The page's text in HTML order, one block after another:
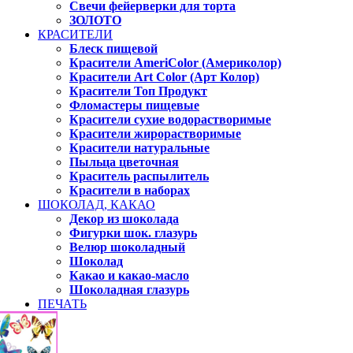
Свечи фейерверки для торта
ЗОЛОТО
КРАСИТЕЛИ
Блеск пищевой
Красители AmeriColor (Америколор)
Красители Art Color (Арт Колор)
Красители Топ Продукт
Фломастеры пищевые
Красители сухие водорастворимые
Красители жирорастворимые
Красители натуральные
Пыльца цветочная
Краситель распылитель
Красители в наборах
ШОКОЛАД, КАКАО
Декор из шоколада
Фигурки шок. глазурь
Велюр шоколадный
Шоколад
Какао и какао-масло
Шоколадная глазурь
ПЕЧАТЬ